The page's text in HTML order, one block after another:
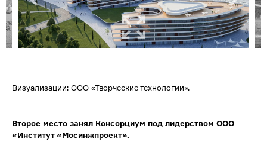
Визуализации: ООО «Творческие технологии».
Второе место занял Консорциум под лидерством ООО
«Институт «Мосинжпроект».